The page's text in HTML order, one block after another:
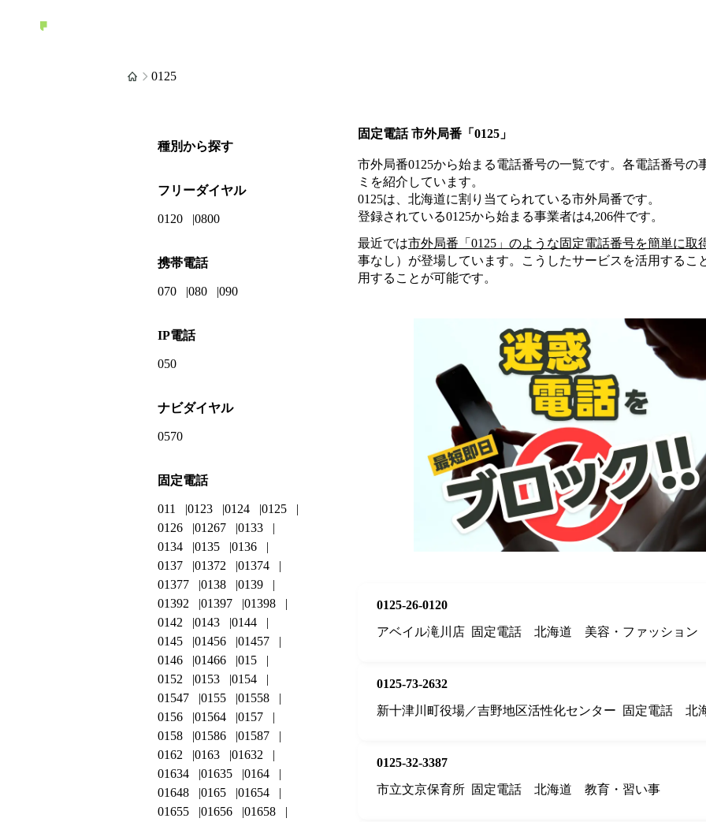
0125
固定電話 市外局番「0125」
市外局番0125から始まる電話番号の一覧です。各電話番号
ミを紹介しています。
0125は、北海道に割り当てられている市外局番です。
登録されている0125から始まる事業者は4,206件です。
最近では市外局番「 0125 」のような固定電話番号を簡単に取
事なし）が登場しています。こうしたサービスを活用するこ
用することが可能です。
0125-26-0120
アベイル滝川店 固定電話 北海道 美容・ファッション
0125-73-2632
新十津川町役場／吉野地区活性化センター
固定電話 北
0125-32-3387
市立文京保育所 固定電話 北海道 教育・習い事
種別から探す
フリーダイヤル
0120 0800
携帯電話
070 080 090
IP電話
050
ナビダイヤル
0570
固定電話
011 0123 0124
0125
0126
01267
0133
0134
0135
0136
0137
01372
01374
01377
0138
0139
01392
01397
01398
0142
0143
0144
0145
01456
01457
0146
01466
015
0152
0153
0154
01547
0155
01558
0156
01564
0157
0158
01586
01587
0162
0163
01632
01634
01635
0164
01648
0165
01654
01655
01656
01658